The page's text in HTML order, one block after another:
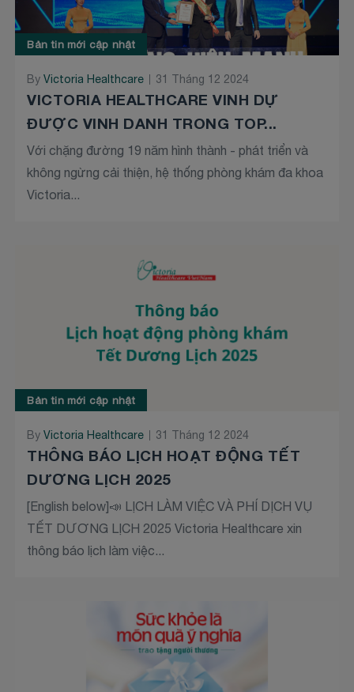
Bản tin mới cập nhật
ByVictoria Healthcare 31 Tháng 12 2024
VICTORIA HEALTHCARE VINH DỰ
ĐƯỢC VINH DANH TRONG TOP...
Với chặng đường 19 năm hình thành - phát triển và
không ngừng cải thiện, hệ thống phòng khám đa khoa
Victoria...
Bản tin mới cập nhật
ByVictoria Healthcare 31 Tháng 12 2024
THÔNG BÁO LỊCH HOẠT ĐỘNG TẾT
DƯƠNG LỊCH 2025
[English below]📣 LỊCH LÀM VIỆC VÀ PHÍ DỊCH VỤ
TẾT DƯƠNG LỊCH 2025 Victoria Healthcare xin
thông báo lịch làm việc...